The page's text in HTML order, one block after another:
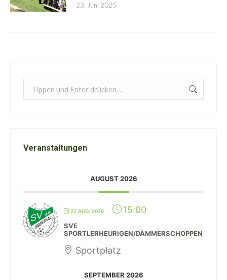
23. Juni 2025
Search:
Veranstaltungen
AUGUST 2026
22 AUG. 2026 15:00
SVE
SPORTLERHEURIGEN/DÄMMERSCHOPPEN
Sportplatz
SEPTEMBER 2026